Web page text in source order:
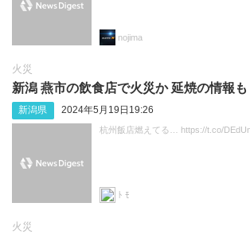
nojima
火災
新潟 燕市の飲食店で火災か 延焼の情報も
新潟県 2024年5月19日19:26
杭州飯店燃えてる… https://t.co/
ﾄ ﾓ
火災